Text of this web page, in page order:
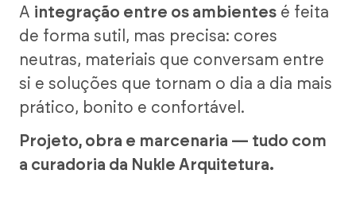
A integração entre os ambientes é feita
de forma sutil, mas precisa: cores
neutras, materiais que conversam entre
si e soluções que tornam o dia a dia mais
prático, bonito e confortável.
Projeto, obra e marcenaria — tudo com
a curadoria da Nukle Arquitetura.